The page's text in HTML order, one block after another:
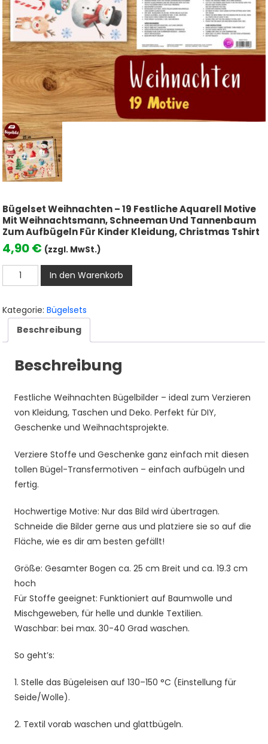
Bügelset Weihnachten – 19 Festliche Aquarell Motive
Mit Weihnachtsmann, Schneeman Und Tannenbaum
Zum Aufbügeln Für Kinder Kleidung, Christmas Tshirt
4,90€ (zzgl. MwSt.)
Bügelset
Weihnachten
19
Festliche
Motive
Weihnachtsmann,
Schneeman
und
zum
Aufbügeln
Kleidung,
Christmas
Tshirt
In den Warenkorb
Kategorie:Bügelsets
Beschreibung
Beschreibung
Festliche Weihnachten Bügelbilder – ideal zum Verzieren
von Kleidung, Taschen und Deko. Perfekt für DIY,
Geschenke und Weihnachtsprojekte.
Verziere Stoffe und Geschenke ganz einfach mit diesen
tollen Bügel-Transfermotiven – einfach aufbügeln und
fertig.
Hochwertige Motive: Nur das Bild wird übertragen.
Schneide die Bilder gerne aus und platziere sie so auf die
Fläche, wie es dir am besten gefällt!
Größe: Gesamter Bogen ca. 25 cm Breit und ca. 19.3 cm
hoch
Für Stoffe geeignet: Funktioniert auf Baumwolle und
Mischgeweben, für helle und dunkle Textilien.
Waschbar: bei max. 30-40 Grad waschen.
So geht’s:
1. Stelle das Bügeleisen auf 130–150 °C (Einstellung für
Seide/Wolle).
2. Textil vorab waschen und glattbügeln.